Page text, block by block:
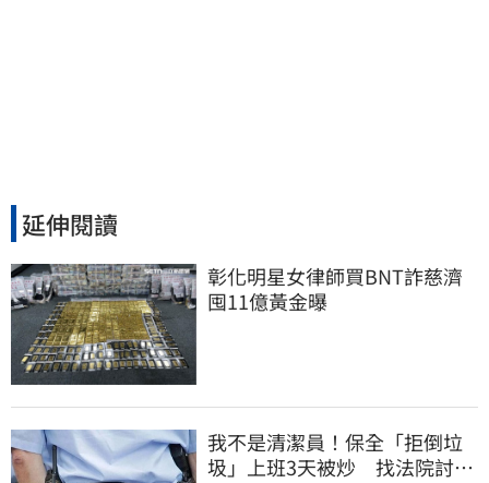
延伸閱讀
彰化明星女律師買BNT詐慈濟
囤11億黃金曝
我不是清潔員！保全「拒倒垃
圾」上班3天被炒 找法院討公